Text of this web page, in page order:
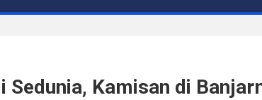
Sedunia, Kamisan di